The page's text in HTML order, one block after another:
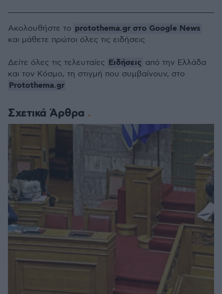
Σχετικά Άρθρα
Ακολουθήστε το protothema.gr στο Google News
και μάθετε πρώτοι όλες τις ειδήσεις
Δείτε όλες τις τελευταίες Ειδήσεις από την Ελλάδα
και τον Κόσμο, τη στιγμή που συμβαίνουν, στο
Protothema.gr